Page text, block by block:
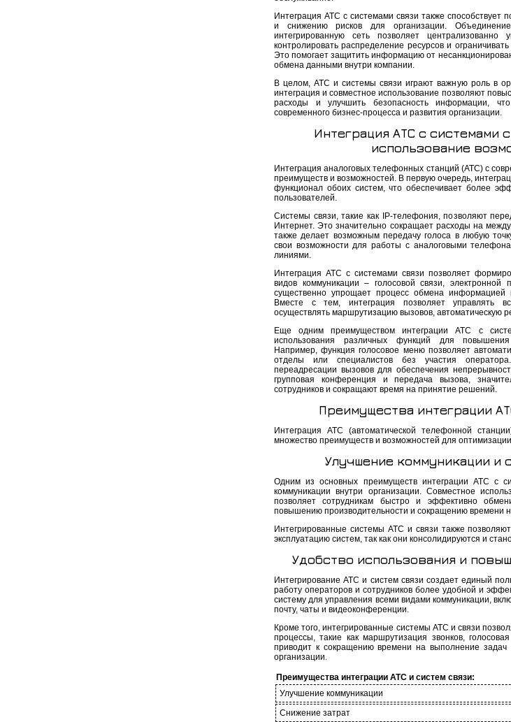
Интеграция АТС с системами связи также
и снижению рисков для организации.
интегрированную сеть позволяет
контролировать распределение ресурсов и
Это помогает защитить информацию от
обмена данными внутри компании.
В целом, АТС и системы связи играют важную роль в
интеграция и совместное использование позволяют
расходы и улучшить безопасность информации,
современного бизнес-процесса и развития организации.
Интеграция АТС с системами
использование
Интеграция аналоговых телефонных станций (АТС) с
преимуществ и возможностей. В первую очередь,
функционал обоих систем, что обеспечивает более
пользователей.
Системы связи, такие как IP-телефония, позволяют
Интернет. Это значительно сокращает расходы на
также делает возможным передачу голоса в любую
свои возможности для работы с аналоговыми
линиями.
Интеграция АТС с системами связи позволяет
видов коммуникации – голосовой связи,
существенно упрощает процесс обмена
Вместе с тем, интеграция позволяет управлять
осуществлять маршрутизацию вызовов, автоматическую
Еще одним преимуществом интеграции АТС с
использования различных функций для повышения
Например, функция голосовое меню позволяет
отделы или специалистов без участия
переадресации вызовов для обеспечения
групповая конференция и передача вызова,
сотрудников и сокращают время на принятие решений.
Преимущества интеграции
Интеграция АТС (автоматической телефонной
множество преимуществ и возможностей для
Улучшение коммуникации и
Одним из основных преимуществ интеграции АТС с
коммуникации внутри организации. Совместное
позволяет сотрудникам быстро и эффективно
повышению производительности и сокращению времени
Интегрированные системы АТС и связи также
эксплуатацию систем, так как они консолидируются и
Удобство использования и
Интегрирование АТС и систем связи создает единый
работу операторов и сотрудников более удобной и
систему для управления всеми видами коммуникации,
почту, чаты и видеоконференции.
Кроме того, интегрированные системы АТС и связи
процессы, такие как маршрутизация звонков,
приводит к сокращению времени на выполнение
организации.
Преимущества интеграции АТС и систем связи:
Улучшение коммуникации
Снижение затрат